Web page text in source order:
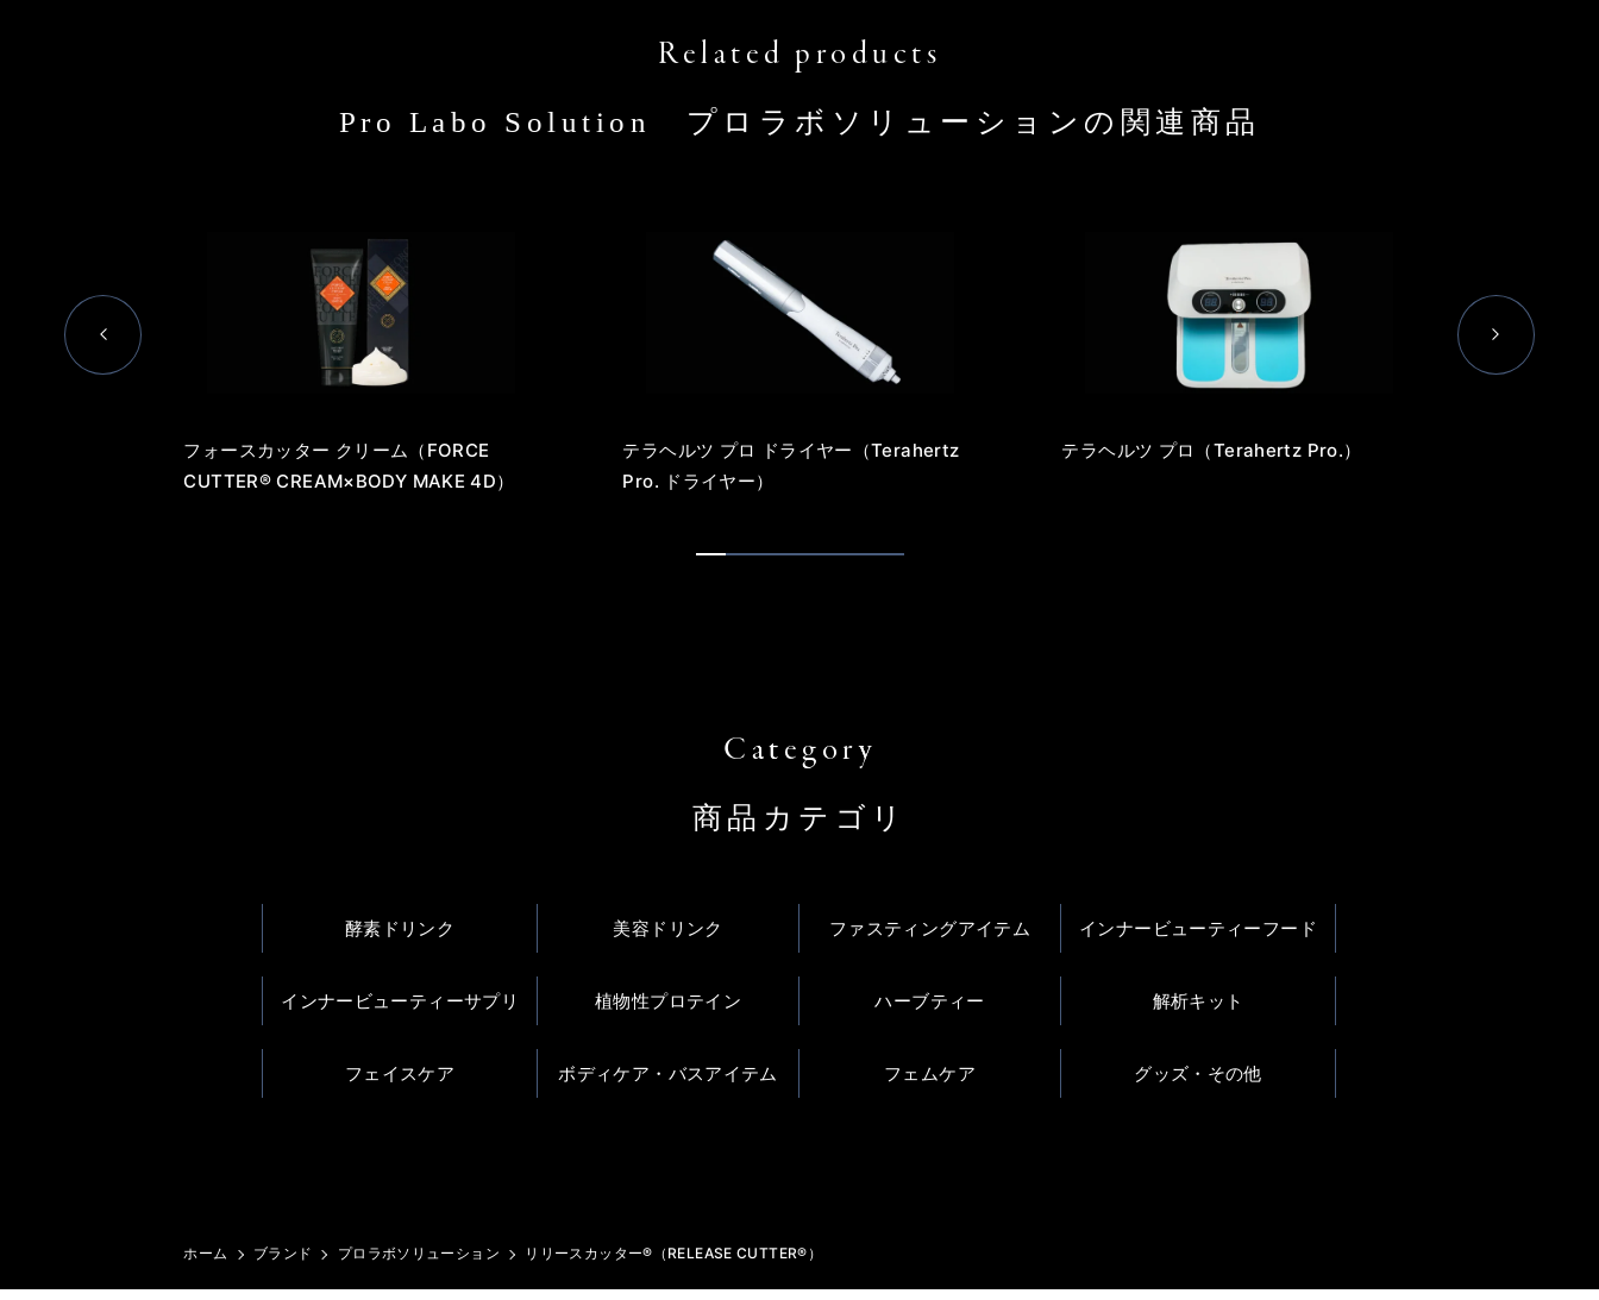
Pro Labo Solution プロラボソリューションの関連商品
フォースカッター クリーム（FORCE
CUTTER® CREAM×BODY MAKE 4D）
テラヘルツ プロ ドライヤー（Terahertz
Pro. ドライヤー）
テラヘルツ プロ（Terahertz Pro.）
商品カテゴリ
酵素ドリンク 美容ドリンク ファスティングアイテム インナービューティーフード
インナービューティーサプリ 植物性プロテイン ハーブティー 解析キット
フェイスケア ボディケア・バスアイテム フェムケア グッズ・その他
ホーム ブランド プロラボソリューション リリースカッター®（RELEASE CUTTER®）